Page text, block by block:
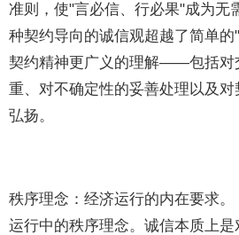
准则，使"言必信、行必果"成为无
种契约导向的诚信观超越了简单
契约精神更广义的理解——包括对
重、对不确定性的妥善处理以及
弘扬。
秩序理念：经济运行的内在要求
运行中的秩序理念。诚信本质上